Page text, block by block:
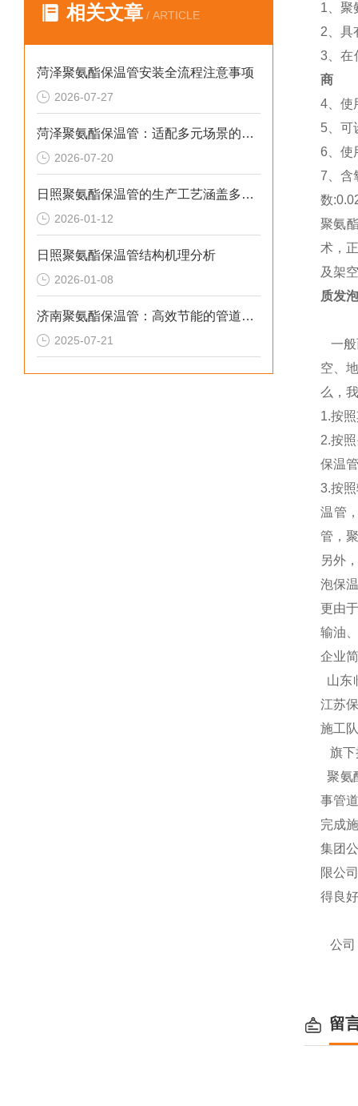
相关文章 / ARTICLE
菏泽聚氨酯保温管安装全流程注意事项
2026-07-27
菏泽聚氨酯保温管：适配多元场景的高效保温输送材料
2026-07-20
日照聚氨酯保温管的生产工艺涵盖多个环节
2026-01-12
日照聚氨酯保温管结构机理分析
2026-01-08
济南聚氨酯保温管：高效节能的管道保温材料
2025-07-21
1、聚
2、具
3、在
商
4、使
5、可
6、使
7、含
数
聚氨
术，
及架
质发
一般
空、
么，
1.按
2.按
保温
3.按
温管
管，
另外
泡保
更由
输油
企业
山东
江苏
施工
旗下
聚氨
事管
完成
集团
限公
得良
公司
留